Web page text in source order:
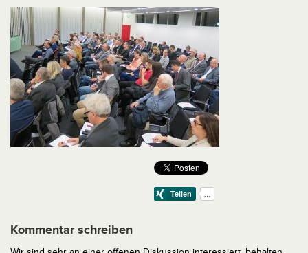
Kommentar schreiben